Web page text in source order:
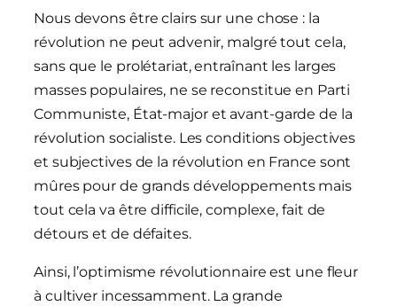
Nous devons être clairs sur une chose : la
révolution ne peut advenir, malgré tout cela,
sans que le prolétariat, entraînant les larges
masses populaires, ne se reconstitue en Parti
Communiste, État-major et avant-garde de la
révolution socialiste. Les conditions objectives
et subjectives de la révolution en France sont
mûres pour de grands développements mais
tout cela va être difficile, complexe, fait de
détours et de défaites.
Ainsi, l’optimisme révolutionnaire est une fleur
à cultiver incessamment. La grande